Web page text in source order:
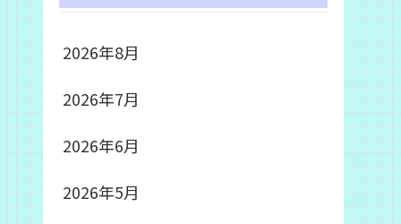
2026年8月
2026年7月
2026年6月
2026年5月